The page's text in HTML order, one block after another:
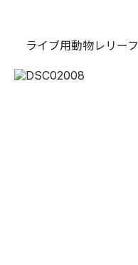
ライブ用動物レリーフ